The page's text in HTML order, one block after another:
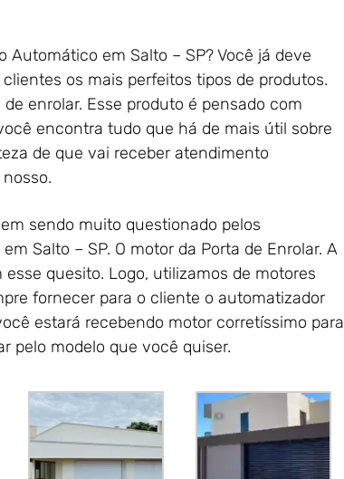
Automático em Salto – SP? Você já deve
os mais perfeitos tipos de produtos.
enrolar. Esse produto é pensado com
encontra tudo que há de mais útil sobre
de que vai receber atendimento
sendo muito questionado pelos
Salto – SP. O motor da Porta de Enrolar. A
quesito. Logo, utilizamos de motores
fornecer para o cliente o automatizador
estará recebendo motor corretíssimo para
pelo modelo que você quiser.